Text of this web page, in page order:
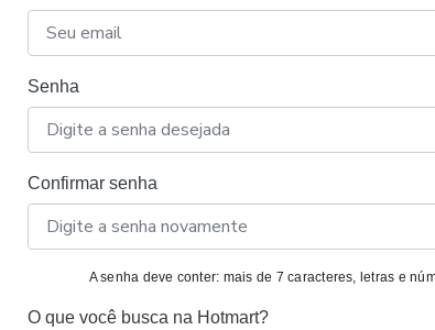
Senha
Confirmar senha
A senha deve conter: mais de 7 caracteres, letras e
O que você busca na Hotmart?